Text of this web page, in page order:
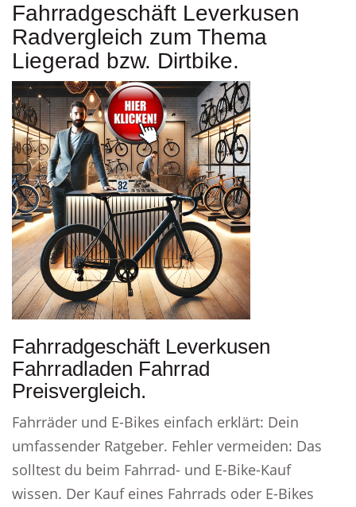
Fahrradgeschäft Leverkusen
Radvergleich zum Thema
Liegerad bzw. Dirtbike.
Fahrradgeschäft Leverkusen
Fahrradladen Fahrrad
Preisvergleich.
Fahrräder und E-Bikes einfach erklärt: Dein
umfassender Ratgeber. Fehler vermeiden: Das
solltest du beim Fahrrad- und E-Bike-Kauf
wissen. Der Kauf eines Fahrrads oder E-Bikes